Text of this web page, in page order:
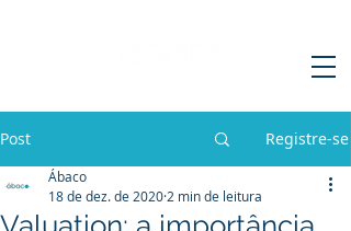
Post Registre-se
Ábaco
18 de dez. de 2020 2 min de leitura